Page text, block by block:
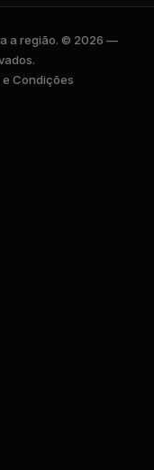
a região. © 2026 —
e Condições